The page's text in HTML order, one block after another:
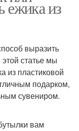
ежика из
выразить
статье мы
из пластиковой
подарком,
сувениром.
вам